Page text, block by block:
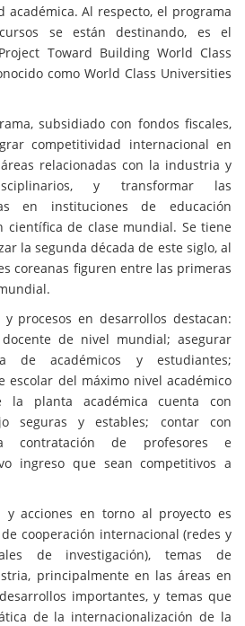
académica. Al respecto, el programa
se están destinando, es el
Toward Building World Class
como World Class Universities
subsidiado con fondos fiscales,
competitividad internacional en
relacionadas con la industria y
y transformar las
en instituciones de educación
científica de clase mundial. Se tiene
la segunda década de este siglo, al
coreanas figuren entre las primeras
procesos en desarrollos destacan:
de nivel mundial; asegurar
de académicos y estudiantes;
escolar del máximo nivel académico
la planta académica cuenta con
seguras y estables; contar con
contratación de profesores e
ingreso que sean competitivos a
y acciones en torno al proyecto es
cooperación internacional (redes y
de investigación), temas de
principalmente en las áreas en
importantes, y temas que
de la internacionalización de la